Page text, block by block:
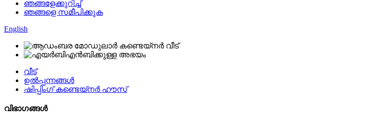
ഞങ്ങളേക്കുറിച്ച്
ഞങ്ങളെ സമീപിക്കുക
English
വീട്
ഉൽപ്പന്നങ്ങൾ
ഷിപ്പിംഗ് കണ്ടെയ്നർ ഹൗസ്
വിഭാഗങ്ങൾ